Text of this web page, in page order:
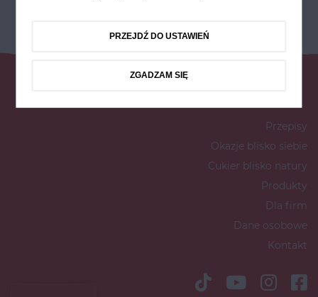
Przepisy
Okazje blisko siebie
Cukier blisko natury
Produkty
Dla firm
Dane osobowe
Kontakt
PRZEJDŹ DO USTAWIEŃ
ZGADZAM SIĘ